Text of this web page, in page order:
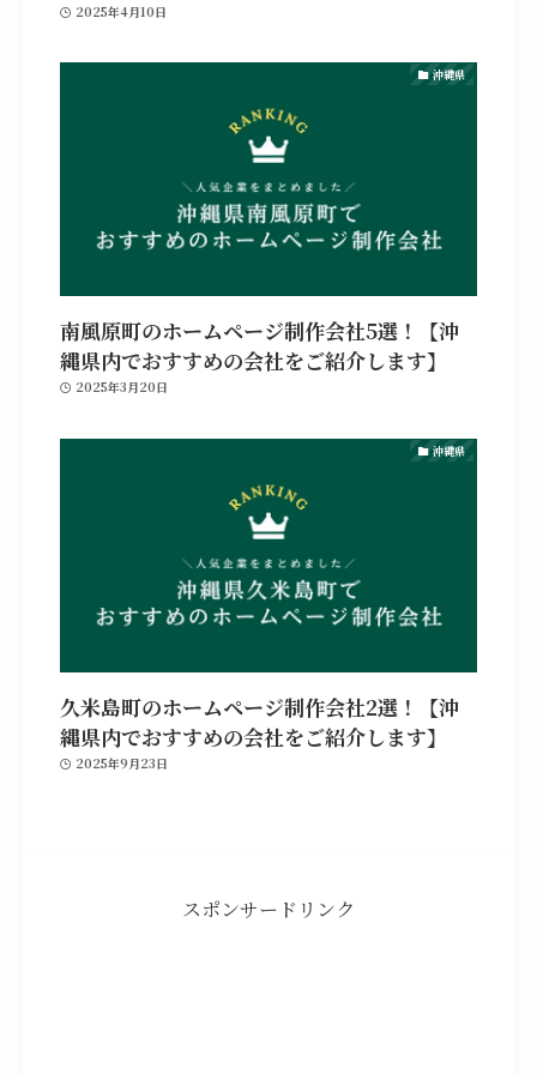
2025年4月10日
沖縄県
南風原町のホームページ制作会社5選！【沖
縄県内でおすすめの会社をご紹介します】
2025年3月20日
沖縄県
久米島町のホームページ制作会社2選！【沖
縄県内でおすすめの会社をご紹介します】
2025年9月23日
スポンサードリンク